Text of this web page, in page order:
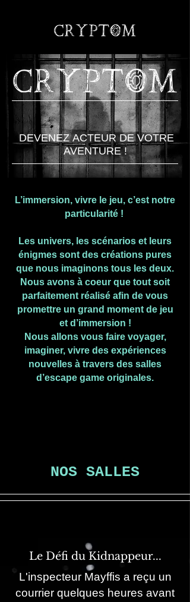
DEVENEZ ACTEUR DE VOTRE
AVENTURE !
L’immersion, vivre le jeu, c’est notre
particularité !
Les univers, les scénarios et leurs
énigmes sont des créations pures
que nous imaginons tous les deux.
Nous avons à coeur que tout soit
parfaitement réalisé afin de vous
promettre un grand moment de jeu
et d’immersion !
Nous allons vous faire voyager,
imaginer, vivre des expériences
nouvelles à travers des salles
d’escape game originales.
NOS SALLES
Le Défi du Kidnappeur...
L'inspecteur Mayffis a reçu un
courrier quelques heures avant